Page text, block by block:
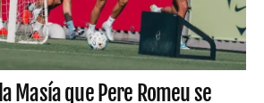
Masía que Pere Romeu se